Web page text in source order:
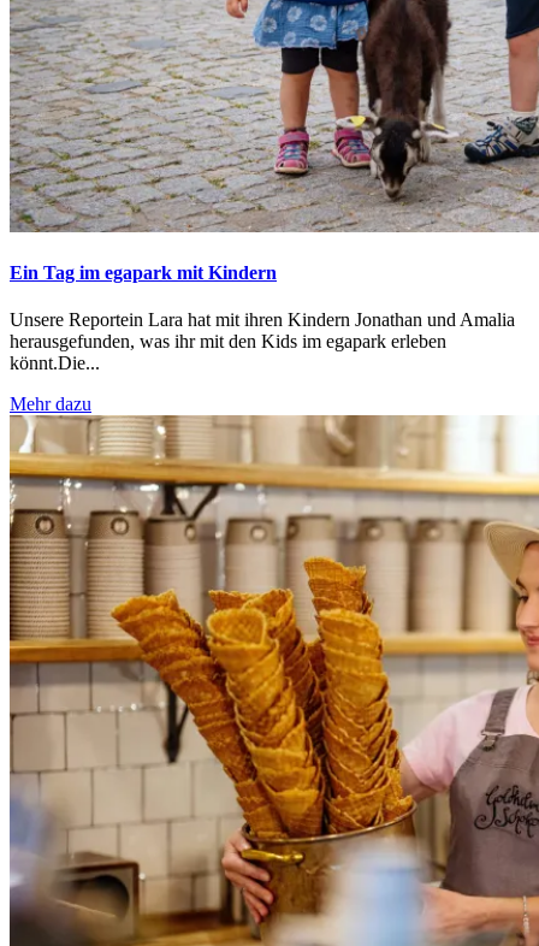
Ein Tag im egapark mit Kindern
Unsere Reportein Lara hat mit ihren Kindern Jonathan und Amalia
herausgefunden, was ihr mit den Kids im egapark erleben
könnt.Die...
Mehr dazu